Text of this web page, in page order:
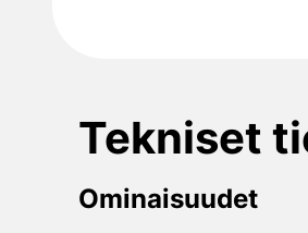
Tekniset
Ominaisuudet